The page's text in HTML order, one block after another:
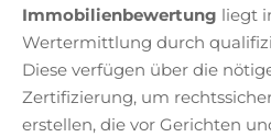
Immobilienbewertung liegt
Wertermittlung durch
Diese verfügen über die
Zertifizierung, um
erstellen, die vor Gerichten